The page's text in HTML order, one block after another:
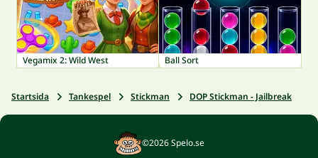
Vegamix 2: Wild West Ball Sort
Startsida Tankespel Stickman DOP Stickman - Jailbreak
©2026 Spelo.se